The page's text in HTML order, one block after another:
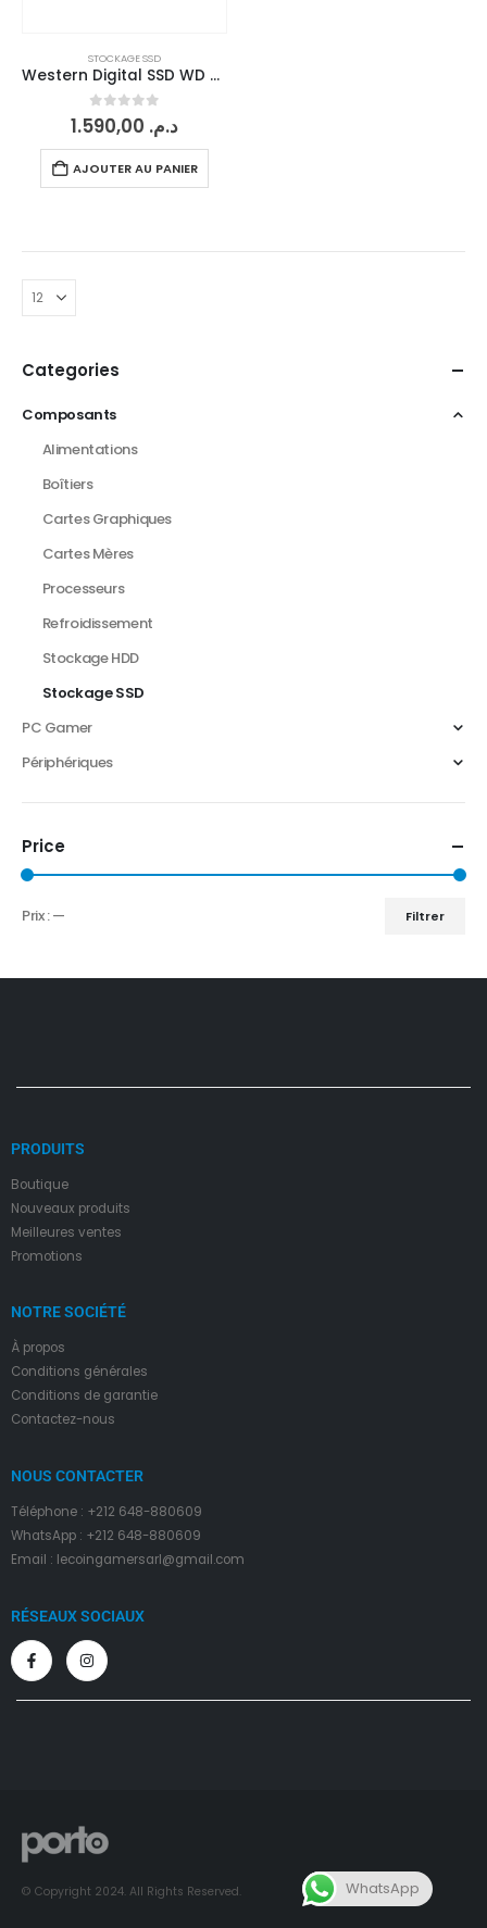
STOCKAGE SSD
Western Digital SSD WD Black SN770 1 To GEN 4
0sur 5 د.م.
AJOUTER AU PANIER
Categories
Composants
Alimentations
Boîtiers
Cartes Graphiques
Cartes Mères
Processeurs
Refroidissement
Stockage HDD
Stockage SSD
PC Gamer
Périphériques
Price
Filtrer
Prix :—
PRODUITS
Boutique
Nouveaux produits
Meilleures ventes
Promotions
NOTRE SOCIÉTÉ
À propos
Conditions générales
Conditions de garantie
Contactez-nous
NOUS CONTACTER
Téléphone : +212 648-880609
WhatsApp : +212 648-880609
Email : lecoingamersarl@gmail.com
RÉSEAUX SOCIAUX
© Copyright 2024. All Rights Reserved. WhatsApp